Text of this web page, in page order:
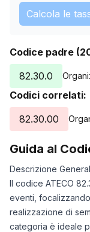
Calcola le
Codice padre
82.30.0
Codici correlati:
82.30.00
Guida al
Descrizione
Il codice ATECO
eventi,
realizzazione di
categoria è ideale